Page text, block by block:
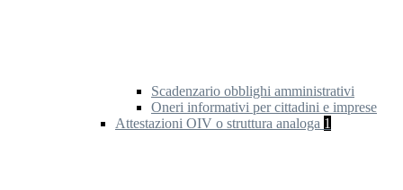
Scadenzario obblighi amministrativi
Oneri informativi per cittadini e imprese
Attestazioni OIV o struttura analoga 1